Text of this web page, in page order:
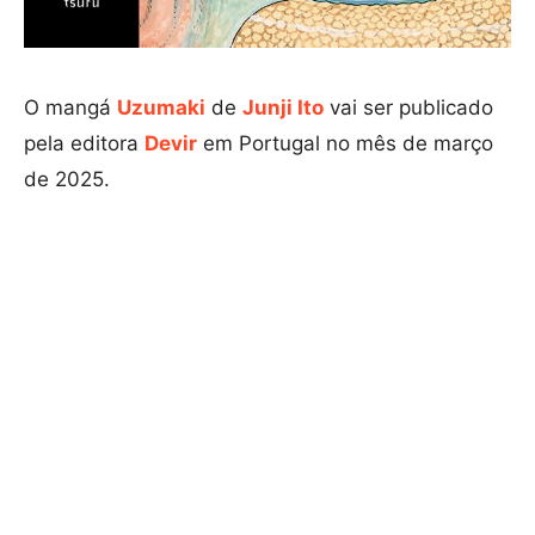
O mangá Uzumaki de Junji Ito vai ser publicado
pela editora Devir em Portugal no mês de março
de 2025.